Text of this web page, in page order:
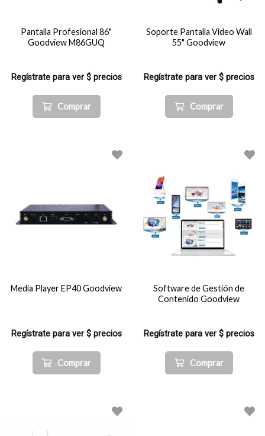
Pantalla Profesional 86"
Goodview M86GUQ
Regístrate para ver $ precios
Comprar
Soporte Pantalla Video Wall
55" Goodview
Regístrate para ver $ precios
Comprar
Media Player EP40 Goodview
Regístrate para ver $ precios
Comprar
Software de Gestión de
Contenido Goodview
Regístrate para ver $ precios
Comprar